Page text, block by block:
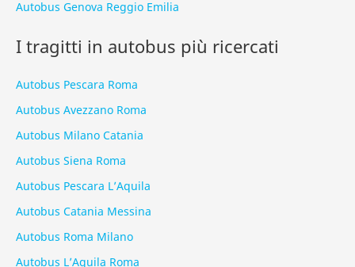
Autobus Genova Reggio Emilia
I tragitti in autobus più ricercati
Autobus Pescara Roma
Autobus Avezzano Roma
Autobus Milano Catania
Autobus Siena Roma
Autobus Pescara L’Aquila
Autobus Catania Messina
Autobus Roma Milano
Autobus L’Aquila Roma